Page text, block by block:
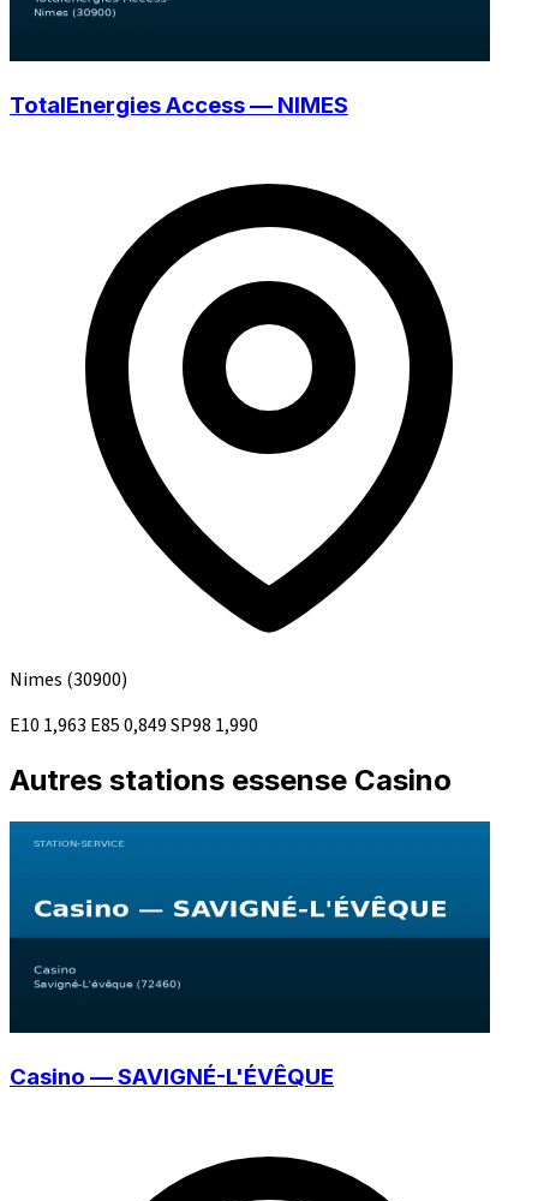
TotalEnergies Access — NIMES
Nimes (30900)
E10 1,963 E850,849SP98 1,990
Autres stations essense Casino
Casino — SAVIGNÉ-L'ÉVÊQUE